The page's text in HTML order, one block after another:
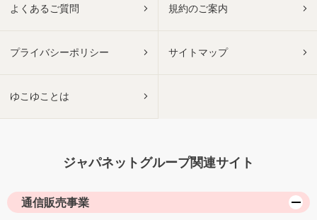
よくあるご質問 規約のご案内
プライバシーポリシー サイトマップ
ゆこゆことは
ジャパネットグループ関連サイト
通信販売事業